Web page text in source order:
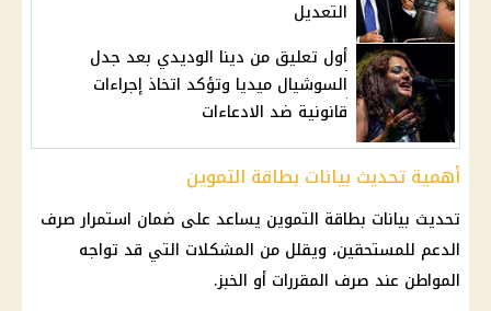
التعديل
أول تعليق من دينا الوديدي بعد جدل
السوشيال ميديا وتؤكد اتخاذ إجراءات
قانونية ضد الادعاءات
أهمية تحديث بيانات بطاقة التموين
تحديث بيانات بطاقة التموين يساعد على ضمان استمرار صرف
الدعم للمستحقين، ويقلل من المشكلات التي قد تواجه
المواطن عند صرف المقررات أو الخبز.